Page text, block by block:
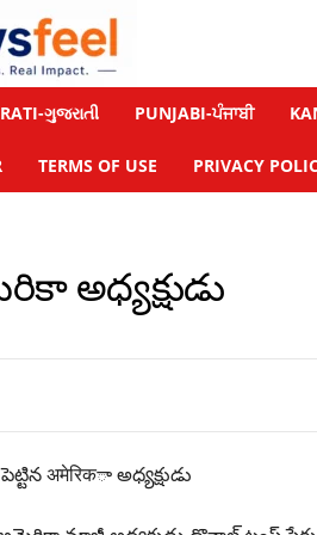
ગુજરાતી PUNJABI-ਪੰਜਾਬੀ
TERMS OF USE PRIVACY
అధ్యక్షుడు
अमेरिकా అధ్యక్షుడు